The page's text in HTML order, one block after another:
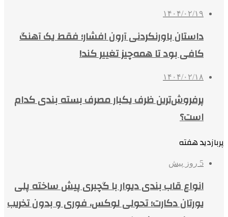
۱۴۰۴/۰۲/۱۹
داستان باورنکردنی آرون افشار؛ فقط یک آهنگ
کافی بود تا همه‌چیز تغییر کند!
۱۴۰۴/۰۲/۱۸
پرفروش‌ترین ظرف یکبار مصرف بسته بندی کدام
است؟
پربازدید هفته
5 روز پیش
انواع قاب بندی دیوار با گچبری پیش ساخته پلی
یورتان دکارت؛ تحولی لوکس، فوری و بدون تخریب